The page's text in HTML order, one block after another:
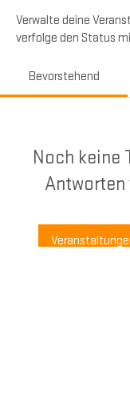
Verwalte deine
verfolge den Status
Bevorstehend
Noch keine
Antworten